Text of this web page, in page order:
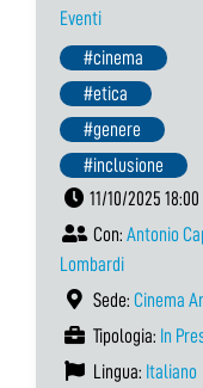
Eventi
#cinema
#etica
#genere
#inclusione
11/10/2025 18:00
Con: Antonio
Lombardi
Sede: Cinema
Tipologia: In
Lingua: Italiano